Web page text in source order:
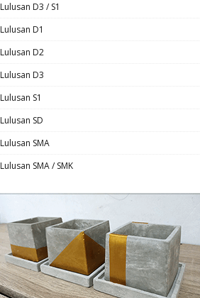
Lulusan D3 / S1
Lulusan D1
Lulusan D2
Lulusan D3
Lulusan S1
Lulusan SD
Lulusan SMA
Lulusan SMA / SMK